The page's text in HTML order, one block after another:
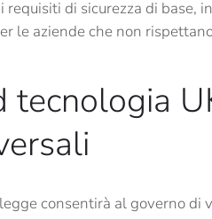
requisiti di sicurezza di base,
le aziende che non
tecnologia
consentirà al governo